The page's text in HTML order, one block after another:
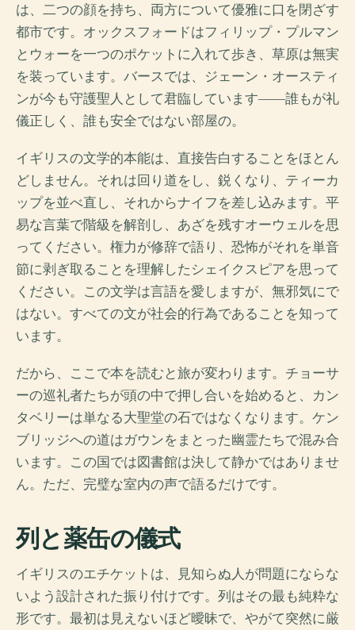
は、二つの顔を持ち、両方について優雅に口を閉ざす
都市です。オックスフォードはフィリップ・プルマン
とウォーを一つのポケットに入れて歩き、草原は無実
を装っています。バースでは、ジェーン・オースティ
ンが今も守護聖人として君臨しています――誰もが礼
儀正しく、誰も安全ではない部屋の。
イギリスの文学的本能は、直接告白することをほとん
どしません。それは回り道をし、鋭くなり、ティーカ
ップを並べ直し、それからナイフを差し込みます。平
易な言葉で階級を解剖し、あざを残すオーウェルを思
ってください。権力が修辞で語り、恐怖がそれを単音
節に剥ぎ取ることを理解したシェイクスピアを思って
ください。この文学は言語を愛しますが、無邪気にで
はない。すべての文が社会的行為であることを知って
います。
だから、ここで本を読むと旅が変わります。チョーサ
ーの巡礼者たちが頭の中で押し合いを始めると、カン
タベリーは単なる大聖堂の石ではなくなります。ケン
ブリッジへの道はガウンをまとった幽霊たちで混み合
います。この国では図書館は決して静かではありませ
ん。ただ、完璧な室内の声で語るだけです。
列と薬缶の儀式
イギリスのエチケットは、見知らぬ人が問題にならな
いよう設計された振り付けです。列はその最も純粋な
形です。最初は見えないほど曖昧で、やがて突然に厳